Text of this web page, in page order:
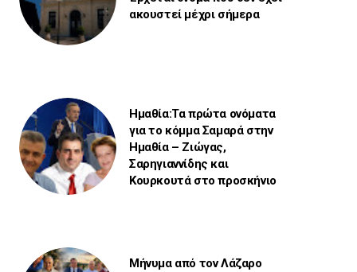
ακουστεί μέχρι σήμερα
Ημαθία:Τα πρώτα ονόματα
για το κόμμα Σαμαρά στην
Ημαθία – Ζιώγας,
Σαρηγιαννίδης και
Κουρκουτά στο προσκήνιο
Μήνυμα από τον Λάζαρο